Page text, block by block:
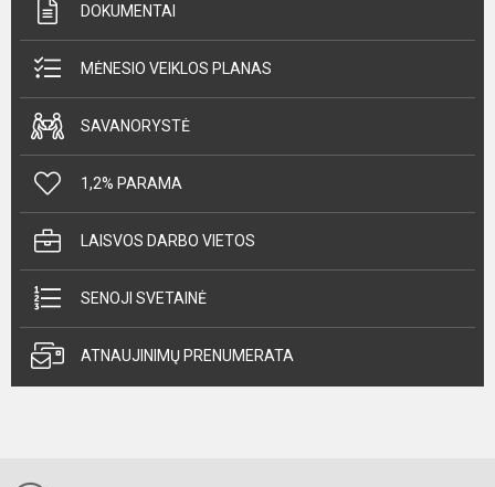
DOKUMENTAI
MĖNESIO VEIKLOS PLANAS
SAVANORYSTĖ
1,2% PARAMA
LAISVOS DARBO VIETOS
SENOJI SVETAINĖ
ATNAUJINIMŲ PRENUMERATA